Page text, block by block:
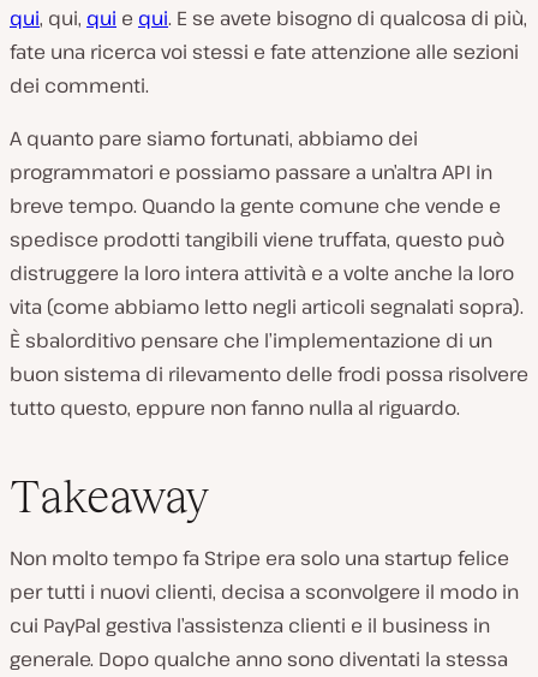
qui, qui, qui e qui. E se avete bisogno di qualcosa di più,
fate una ricerca voi stessi e fate attenzione alle sezioni
dei commenti.
A quanto pare siamo fortunati, abbiamo dei
programmatori e possiamo passare a un’altra API in
breve tempo. Quando la gente comune che vende e
spedisce prodotti tangibili viene truffata, questo può
distruggere la loro intera attività e a volte anche la loro
vita (come abbiamo letto negli articoli segnalati sopra).
È sbalorditivo pensare che l’implementazione di un
buon sistema di rilevamento delle frodi possa risolvere
tutto questo, eppure non fanno nulla al riguardo.
Takeaway
Non molto tempo fa Stripe era solo una startup felice
per tutti i nuovi clienti, decisa a sconvolgere il modo in
cui PayPal gestiva l’assistenza clienti e il business in
generale. Dopo qualche anno sono diventati la stessa